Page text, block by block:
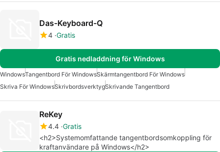
Das-Keyboard-Q
4 Gratis
Gratis nedladdning för Windows
WindowsTangentbord För WindowsSkärmtangentbord För Windows
Skriva För WindowsSkrivbordsverktygSkrivande Tangentbord
ReKey
4.4 Gratis
<h2>Systemomfattande tangentbordsomkoppling för
kraftanvändare på Windows</h2>